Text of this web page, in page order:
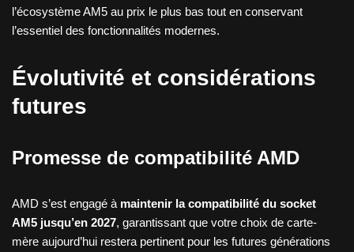
l’écosystème AM5 au prix le plus bas tout en conservant
l’essentiel des fonctionnalités modernes.
Évolutivité et considérations
futures
Promesse de compatibilité AMD
AMD s’est engagé à maintenir la compatibilité du socket
AM5 jusqu’en 2027, garantissant que votre choix de carte-
mère aujourd’hui restera pertinent pour les futures générations